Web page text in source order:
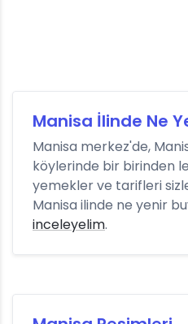
Manisa İlinde Ne
Manisa merkez'de,
köylerinde bir birinden
yemekler ve tarifleri
Manisa ilinde ne yenir
inceleyelim.